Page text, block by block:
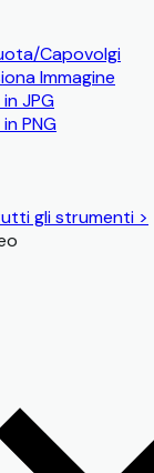
Capovolgi
Immagine
JPG
PNG
gli strumenti >